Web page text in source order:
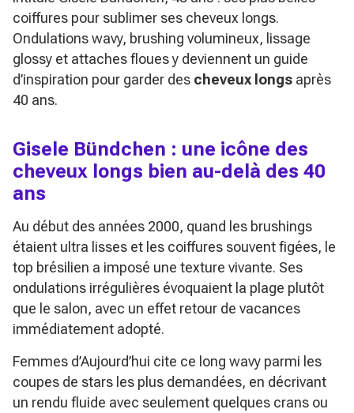
coiffures pour sublimer ses cheveux longs.
Ondulations wavy, brushing volumineux, lissage
glossy et attaches floues y deviennent un guide
d’inspiration pour garder des cheveux longs après
40 ans.
Gisele Bündchen : une icône des
cheveux longs bien au-delà des 40
ans
Au début des années 2000, quand les brushings
étaient ultra lisses et les coiffures souvent figées, le
top brésilien a imposé une texture vivante. Ses
ondulations irrégulières évoquaient la plage plutôt
que le salon, avec un effet retour de vacances
immédiatement adopté.
Femmes d’Aujourd’hui cite ce long wavy parmi les
coupes de stars les plus demandées, en décrivant
un rendu fluide avec seulement quelques crans ou